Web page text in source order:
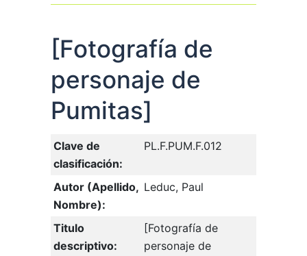
[Fotografía de
personaje de
Pumitas]
Clave de
clasificación:
PL.F.PUM.F.012
Autor (Apellido,
Nombre):
Leduc, Paul
Titulo
descriptivo:
[Fotografía de
personaje de